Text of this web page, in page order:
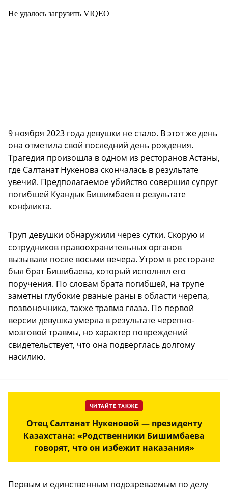
Не удалось загрузить VIQEO
9 ноября 2023 года девушки не стало. В этот же день
она отметила свой последний день рождения.
Трагедия произошла в одном из ресторанов Астаны,
где Салтанат Нукенова скончалась в результате
увечий. Предполагаемое убийство совершил супруг
погибшей Куандык Бишимбаев в результате
конфликта.
Труп девушки обнаружили через сутки. Скорую и
сотрудников правоохранительных органов
вызывали после восьми вечера. Утром в ресторане
был брат Бишибаева, который исполнял его
поручения. По словам брата погибшей, на трупе
заметны глубокие рваные раны в области черепа,
позвоночника, также травма глаза. По первой
версии девушка умерла в результате черепно-
мозговой травмы, но характер повреждений
свидетельствует, что она подверглась долгому
насилию.
ЧИТАЙТЕ ТАКЖЕ
Отец Салтанат Нукеновой — президенту
Казахстана: «Родственники Бишимбаева
говорят, что он избежит наказания»
Первым и единственным подозреваемым по делу